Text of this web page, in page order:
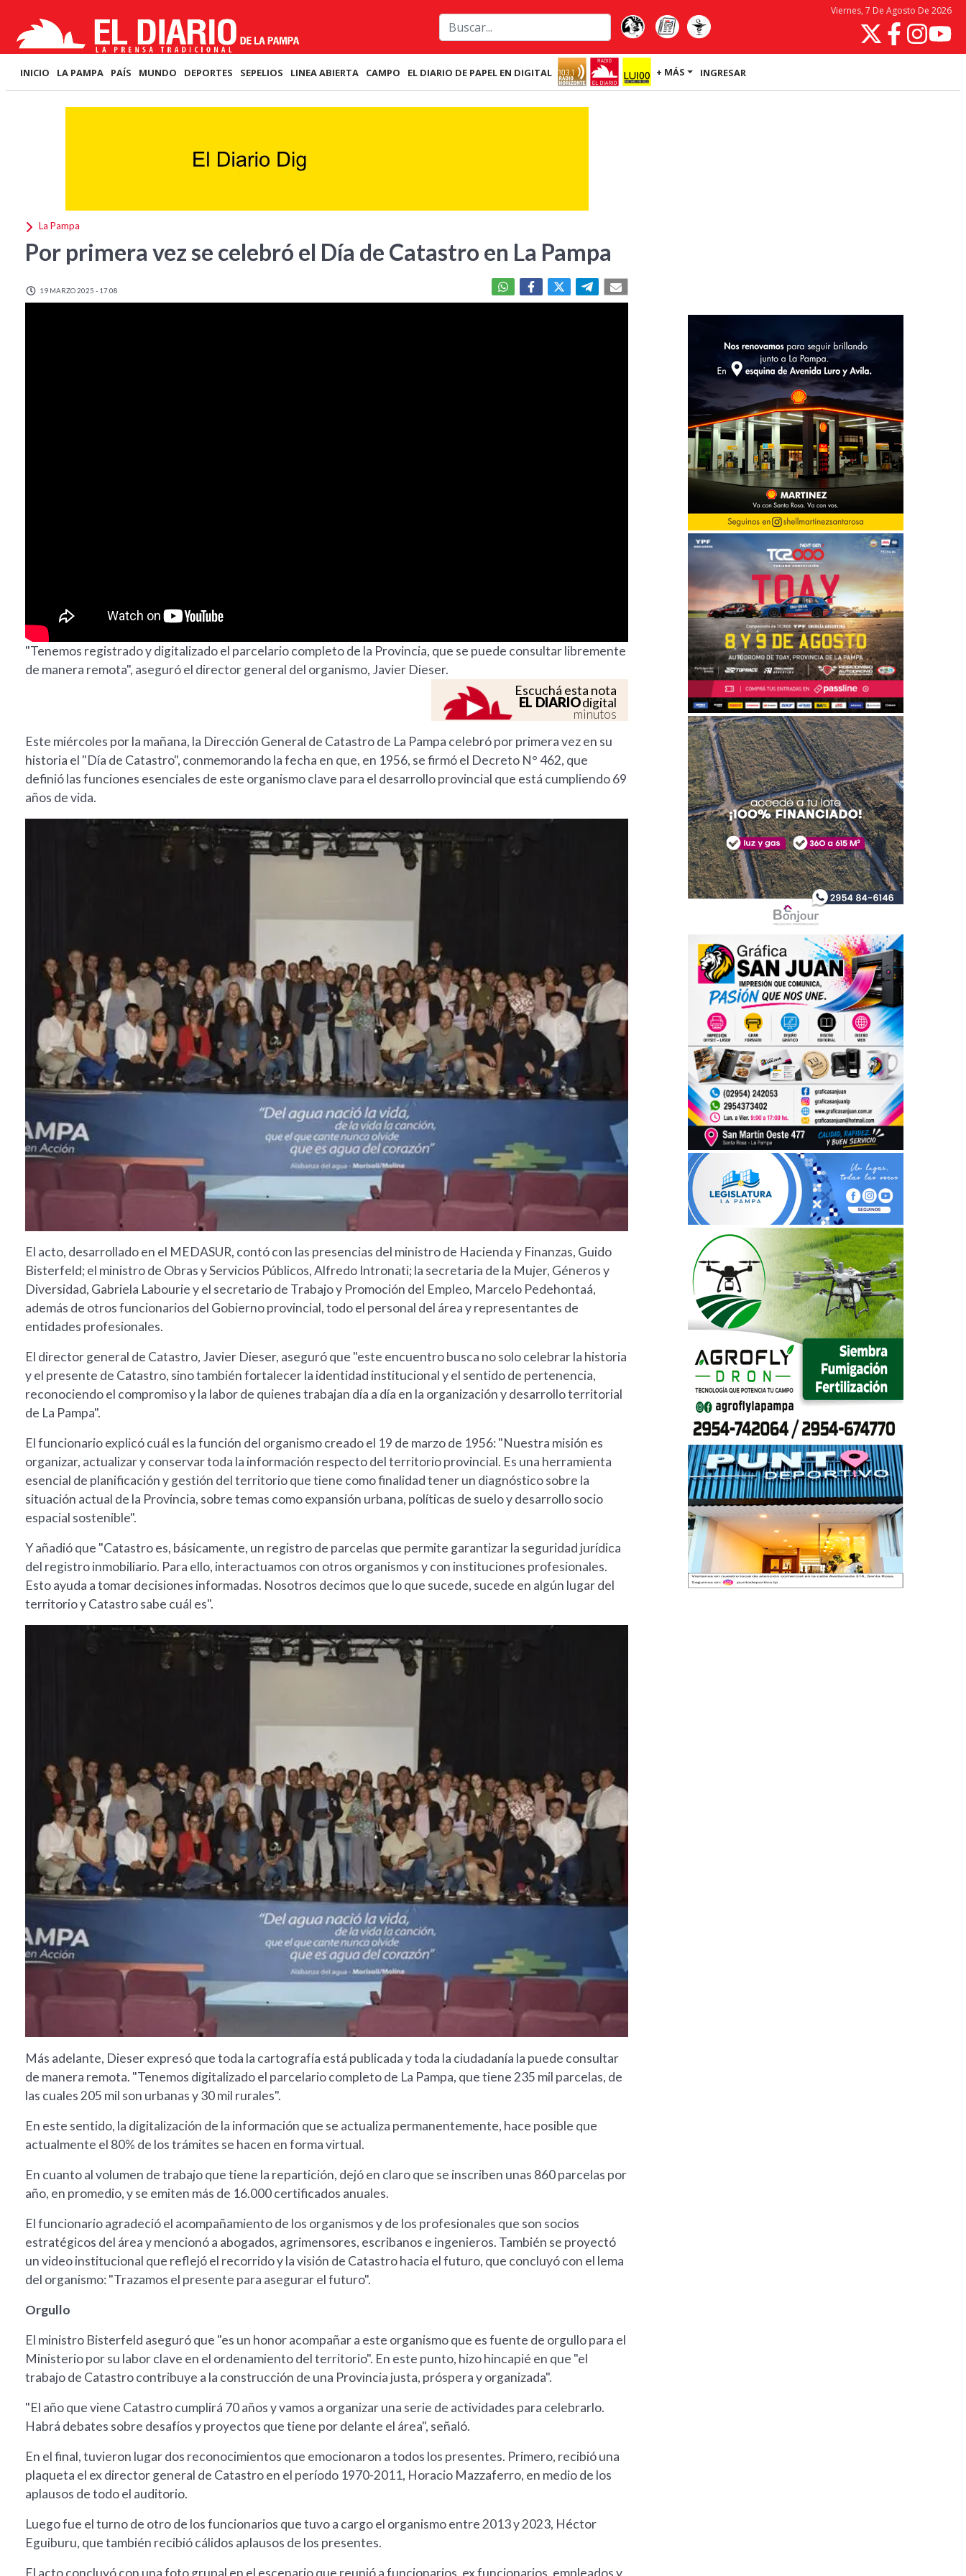
Viernes, 7 De Agosto De 2026
INICIO LA PAMPA PAÍS MUNDO DEPORTES SEPELIOS LINEA ABIERTA CAMPO EL DIARIO DE PAPEL EN DIGITAL + MÁS INGRESAR
La Pampa
Por primera vez se celebró el Día de Catastro en La Pampa
19 MARZO 2025 - 17:08
"Tenemos registrado y digitalizado el parcelario completo de la Provincia, que se puede consultar libremente
de manera remota", aseguró el director general del organismo, Javier Dieser.
Escuchá esta nota
EL DIARIOdigital
minutos
Este miércoles por la mañana, la Dirección General de Catastro de La Pampa celebró por primera vez en su
historia el "Día de Catastro", conmemorando la fecha en que, en 1956, se firmó el Decreto N° 462, que
definió las funciones esenciales de este organismo clave para el desarrollo provincial que está cumpliendo 69
años de vida.
El acto, desarrollado en el MEDASUR, contó con las presencias del ministro de Hacienda y Finanzas, Guido
Bisterfeld; el ministro de Obras y Servicios Públicos, Alfredo Intronati; la secretaria de la Mujer, Géneros y
Diversidad, Gabriela Labourie y el secretario de Trabajo y Promoción del Empleo, Marcelo Pedehontaá,
además de otros funcionarios del Gobierno provincial, todo el personal del área y representantes de
entidades profesionales.
El director general de Catastro, Javier Dieser, aseguró que "este encuentro busca no solo celebrar la historia
y el presente de Catastro, sino también fortalecer la identidad institucional y el sentido de pertenencia,
reconociendo el compromiso y la labor de quienes trabajan día a día en la organización y desarrollo territorial
de La Pampa".
El funcionario explicó cuál es la función del organismo creado el 19 de marzo de 1956: "Nuestra misión es
organizar, actualizar y conservar toda la información respecto del territorio provincial. Es una herramienta
esencial de planificación y gestión del territorio que tiene como finalidad tener un diagnóstico sobre la
situación actual de la Provincia, sobre temas como expansión urbana, políticas de suelo y desarrollo socio
espacial sostenible".
Y añadió que "Catastro es, básicamente, un registro de parcelas que permite garantizar la seguridad jurídica
del registro inmobiliario. Para ello, interactuamos con otros organismos y con instituciones profesionales.
Esto ayuda a tomar decisiones informadas. Nosotros decimos que lo que sucede, sucede en algún lugar del
territorio y Catastro sabe cuál es".
Más adelante, Dieser expresó que toda la cartografía está publicada y toda la ciudadanía la puede consultar
de manera remota. "Tenemos digitalizado el parcelario completo de La Pampa, que tiene 235 mil parcelas, de
las cuales 205 mil son urbanas y 30 mil rurales".
En este sentido, la digitalización de la información que se actualiza permanentemente, hace posible que
actualmente el 80% de los trámites se hacen en forma virtual.
En cuanto al volumen de trabajo que tiene la repartición, dejó en claro que se inscriben unas 860 parcelas por
año, en promedio, y se emiten más de 16.000 certificados anuales.
El funcionario agradeció el acompañamiento de los organismos y de los profesionales que son socios
estratégicos del área y mencionó a abogados, agrimensores, escribanos e ingenieros. También se proyectó
un video institucional que reflejó el recorrido y la visión de Catastro hacia el futuro, que concluyó con el lema
del organismo: "Trazamos el presente para asegurar el futuro".
Orgullo
El ministro Bisterfeld aseguró que "es un honor acompañar a este organismo que es fuente de orgullo para el
Ministerio por su labor clave en el ordenamiento del territorio". En este punto, hizo hincapié en que "el
trabajo de Catastro contribuye a la construcción de una Provincia justa, próspera y organizada".
"El año que viene Catastro cumplirá 70 años y vamos a organizar una serie de actividades para celebrarlo.
Habrá debates sobre desafíos y proyectos que tiene por delante el área", señaló.
En el final, tuvieron lugar dos reconocimientos que emocionaron a todos los presentes. Primero, recibió una
plaqueta el ex director general de Catastro en el período 1970-2011, Horacio Mazzaferro, en medio de los
aplausos de todo el auditorio.
Luego fue el turno de otro de los funcionarios que tuvo a cargo el organismo entre 2013 y 2023, Héctor
Eguiburu, que también recibió cálidos aplausos de los presentes.
El acto concluyó con una foto grupal en el escenario que reunió a funcionarios, ex funcionarios, empleados y